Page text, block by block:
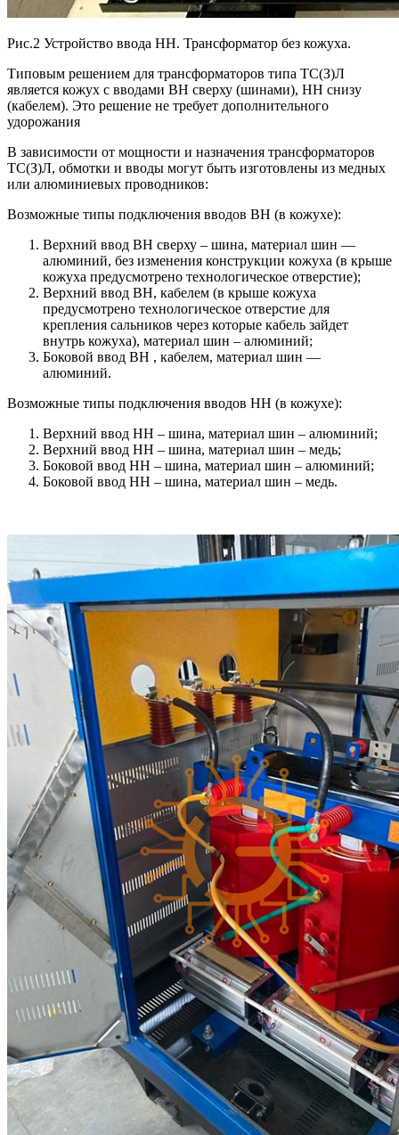
Рис.2 Устройство ввода НН. Трансформатор без кожуха.
Типовым решением для трансформаторов типа ТС(З)Л
является кожух с вводами ВН сверху (шинами), НН снизу
(кабелем). Это решение не требует дополнительного
удорожания
В зависимости от мощности и назначения трансформаторов
ТС(З)Л, обмотки и вводы могут быть изготовлены из медных
или алюминиевых проводников:
Возможные типы подключения вводов ВН (в кожухе):
Верхний ввод ВН сверху – шина, материал шин —
алюминий, без изменения конструкции кожуха (в крыше
кожуха предусмотрено технологическое отверстие);
Верхний ввод ВН, кабелем (в крыше кожуха
предусмотрено технологическое отверстие для
крепления сальников через которые кабель зайдет
внутрь кожуха), материал шин – алюминий;
Боковой ввод ВН , кабелем, материал шин —
алюминий.
Возможные типы подключения вводов НН (в кожухе):
Верхний ввод НН – шина, материал шин – алюминий;
Верхний ввод НН – шина, материал шин – медь;
Боковой ввод НН – шина, материал шин – алюминий;
Боковой ввод НН – шина, материал шин – медь.